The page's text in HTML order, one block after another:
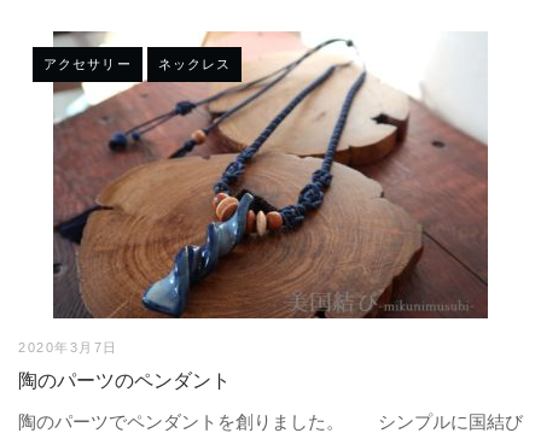
アクセサリー ネックレス
2020年3月7日
陶のパーツのペンダント
陶のパーツでペンダントを創りました。 シンプルに国結び